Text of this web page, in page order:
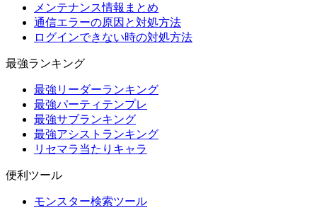
メンテナンス情報まとめ
通信エラーの原因と対処方法
ログインできない時の対処方法
最強ランキング
最強リーダーランキング
最強パーティテンプレ
最強サブランキング
最強アシストランキング
リセマラ当たりキャラ
便利ツール
モンスター検索ツール